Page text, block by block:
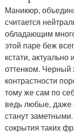
Маникюр,
считается
обладающим
этой паре беж
кстати, актуально
оттенком. Черный
контрастности
тому же сам по
ведь любые, даже
станут
сокрытия таких